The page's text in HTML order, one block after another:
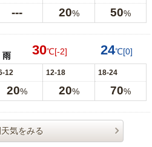
--- 20% 50%
雨 30℃[-2] 24℃[0]
12 12-18 18-24
20% 20% 70%
気をみる